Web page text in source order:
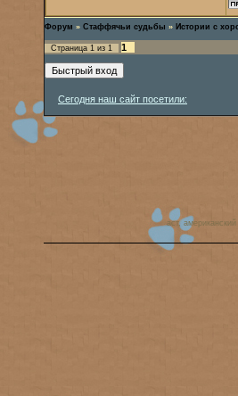
Форум » Стаффячьи судьбы » Истории с
Страница 1 из 1 1
Сегодня наш сайт посетили:
аст,